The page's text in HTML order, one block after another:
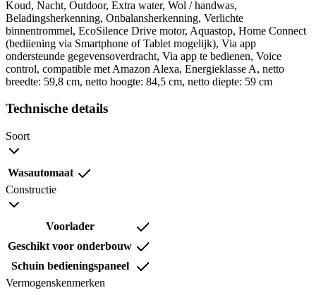
Koud, Nacht, Outdoor, Extra water, Wol / handwas,
Beladingsherkenning, Onbalansherkenning, Verlichte
binnentrommel, EcoSilence Drive motor, Aquastop, Home Connect
(bediiening via Smartphone of Tablet mogelijk), Via app
ondersteunde gegevensoverdracht, Via app te bedienen, Voice
control, compatible met Amazon Alexa, Energieklasse A, netto
breedte: 59,8 cm, netto hoogte: 84,5 cm, netto diepte: 59 cm
Technische details
Soort
Wasautomaat
Constructie
Voorlader
Geschikt voor onderbouw
Schuin bedieningspaneel
Vermogenskenmerken